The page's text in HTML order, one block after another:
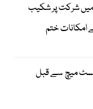
شرکت پر شکیب
امکانات ختم
میچ سے قبل